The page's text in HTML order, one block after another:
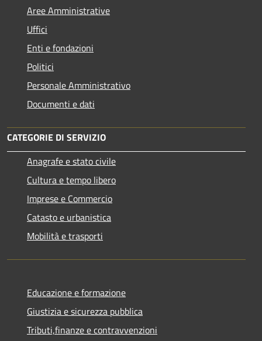
Aree Amministrative
Uffici
Enti e fondazioni
Politici
Personale Amministrativo
Documenti e dati
CATEGORIE DI SERVIZIO
Anagrafe e stato civile
Cultura e tempo libero
Imprese e Commercio
Catasto e urbanistica
Mobilità e trasporti
Educazione e formazione
Giustizia e sicurezza pubblica
Tributi,finanze e contravvenzioni